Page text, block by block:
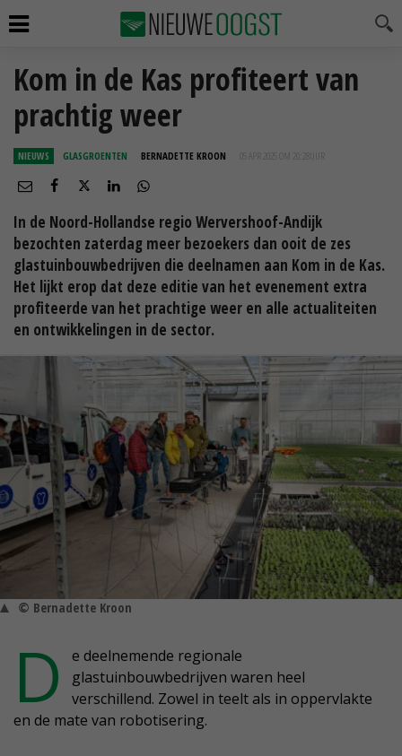
Kom in de Kas profiteert van
prachtig weer
NIEUWS GLASGROENTEN BERNADETTE KROON 05 APR 2025 OM 20:28
In de Noord-Hollandse regio Wervershoof-Andijk
bezochten zaterdag meer bezoekers dan ooit de zes
glastuinbouwbedrijven die deelnamen aan Kom in de Kas.
Het lijkt erop dat deze editie van het evenement extra
profiteerde van het prachtige weer en alle actualiteiten
en ontwikkelingen in de sector.
© Bernadette Kroon
D
e deelnemende regionale
glastuinbouwbedrijven waren heel
verschillend. Zowel in teelt als in oppervlakte
en de mate van robotisering.